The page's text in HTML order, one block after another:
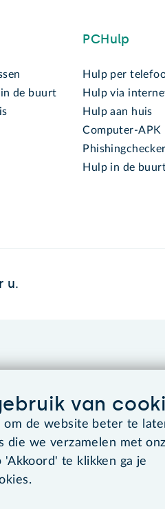
de buurt
PCHulp
Hulp per
Hulp via
Hulp aan huis
Computer-APK
Phishingchecker
Hulp in de
u.
van
om de website beter te
die we verzamelen met
te klikken ga je